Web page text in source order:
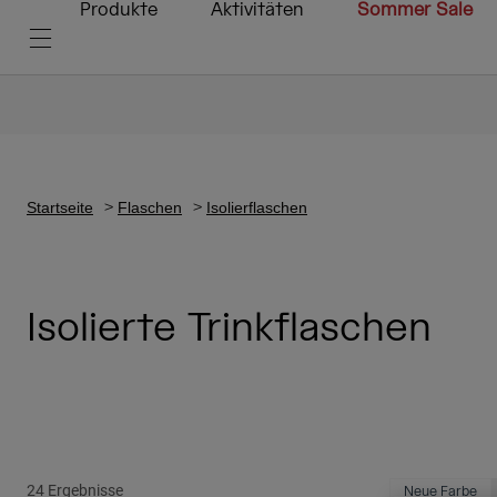
Produkte Aktivitäten Sommer Sale
Startseite Flaschen Isolierflaschen
Isolierte Trinkflaschen
24 Ergebnisse Neue Farbe